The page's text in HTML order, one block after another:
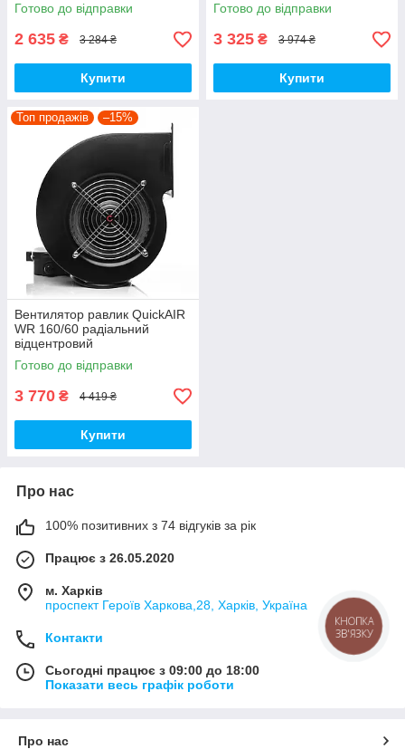
Готово до відправки
2 635 ₴ 3 284 ₴
Купити
Готово до відправки
3 325 ₴ 3 974 ₴
Купити
Топ продажів –15%
Вентилятор равлик QuickAIR
WR 160/60 радіальний
відцентровий
Готово до відправки
3 770 ₴ 4 419 ₴
Купити
Про нас
100% позитивних з 74 відгуків за рік
Працює з 26.05.2020
м. Харків
проспект Героїв Харкова,28, Харків, Україна
Контакти
Сьогодні працює з 09:00 до 18:00
Показати весь графік роботи
Про нас
КНОПКА
ЗВ'ЯЗКУ